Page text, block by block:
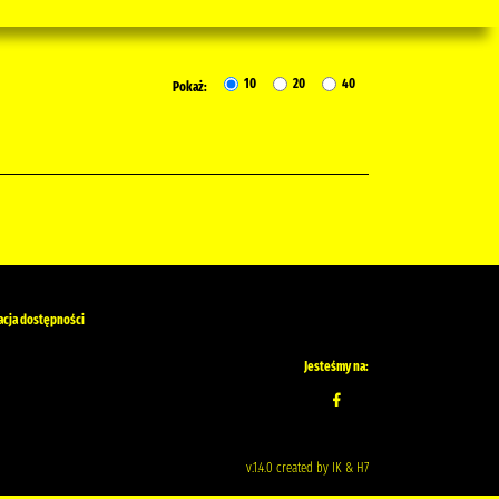
Pokaż: 10 20 40
dostępności
Jesteśmy na:
v.1.4.0 created by IK & H7